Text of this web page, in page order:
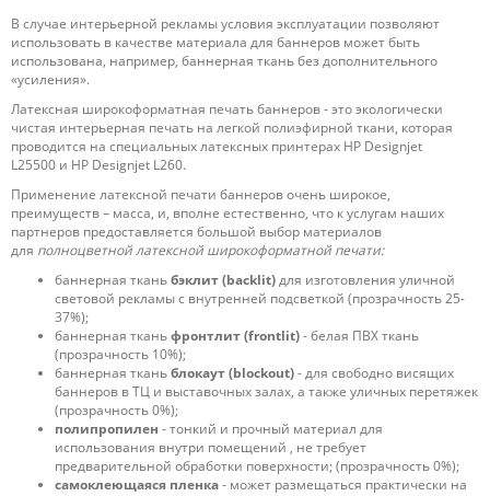
В случае интерьерной рекламы условия эксплуатации позволяют
использовать в качестве материала для баннеров может быть
использована, например, баннерная ткань без дополнительного
«усиления».
Латексная широкоформатная печать баннеров - это экологически
чистая интерьерная печать на легкой полиэфирной ткани, которая
проводится на специальных латексных принтерах HP Designjet
L25500 и HP Designjet L260.
Применение латексной печати баннеров очень широкое,
преимуществ – масса, и, вполне естественно, что к услугам наших
партнеров предоставляется большой выбор материалов
для полноцветной латексной широкоформатной печати:
баннерная тканьбэклит (backlit)для изготовления уличной
световой рекламы с внутренней подсветкой (прозрачность 25-
37%);
баннерная тканьфронтлит (frontlit)- белая ПВХ ткань
(прозрачность 10%);
баннерная тканьблокаут (blockout)- для свободно висящих
баннеров в ТЦ и выставочных залах, а также уличных перетяжек
(прозрачность 0%);
полипропилен - тонкий и прочный материал для
использования внутри помещений , не требует
предварительной обработки поверхности; (прозрачность 0%);
самоклеющаяся пленка- может размещаться практически на